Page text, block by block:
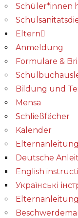
Schüler*innen
Eltern
Anmeldung
Formulare &
Bildung und
Mensa
Schließfächer
Kalender
Deutsche
English
Українські